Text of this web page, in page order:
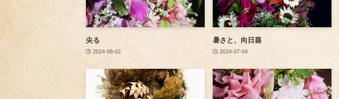
尖る
2024-08-02
暑さと、向日葵
2024-07-04